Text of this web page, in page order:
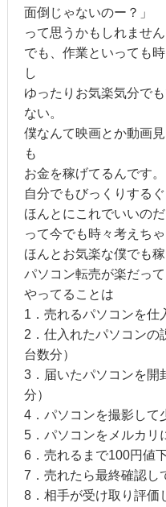
面倒じゃないのー？」
って思うかもしれません
でも、作業といっても
し
ゆったりお気楽気分で
ない。
僕なんて映画とか動画
も
お金を稼げてるんです。
自分でもびっくりする
ほんとにこれでいいの
って今でも時々考えちゃ
ほんとお気楽な僕でも
パソコン転売が楽だっ
やってることは
1．売れるパソコンを仕
2．仕入れたパソコンの
台数分）
3．届いたパソコンを開
分）
4．パソコンを撮影して
5．パソコンをメルカリ
6．売れるまで100円値
7．売れたら最終確認し
8．相手が受け取り評価